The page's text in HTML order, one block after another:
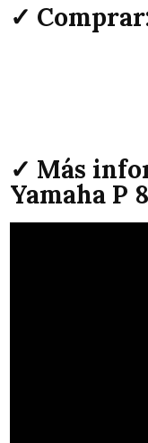
✓
✓ Más
Yamaha P